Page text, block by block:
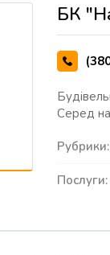
БК
Серед
Рубрики:
Послуги: